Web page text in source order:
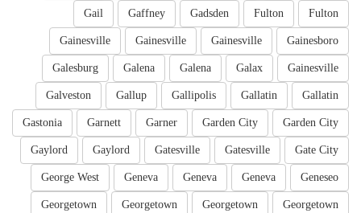
Fulton
Fulton
Gadsden
Gaffney
Gail
Gainesboro
Gainesville
Gainesville
Gainesville
Gainesville
Galax
Galena
Galena
Galesburg
Gallatin
Gallatin
Gallipolis
Gallup
Galveston
Garden City
Garden City
Garner
Garnett
Gastonia
Gate City
Gatesville
Gatesville
Gaylord
Gaylord
Geneseo
Geneva
Geneva
Geneva
George West
Georgetown
Georgetown
Georgetown
Georgetown